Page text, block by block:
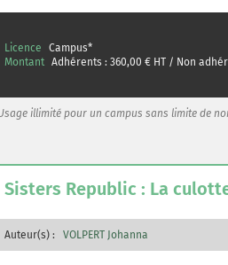
contraintes
structure du
enjeu social
cas invite à
interne des
grâce aux
parents
les différentes
permettent aux
naviguer une
Licence Campus*
illimité pour un campus sans limite de
Montant Adhérents : 360,00 € HT / Non
Sisters Republic : La
Auteur(s) : VOLPERT Johanna